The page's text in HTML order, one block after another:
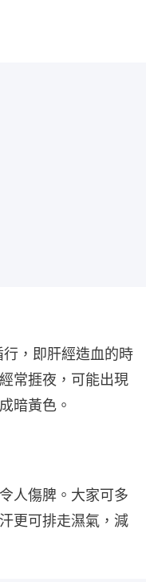
行，即肝經造血的時
常捱夜，可能出現
暗黃色。
人傷脾。大家可多
更可排走濕氣，減